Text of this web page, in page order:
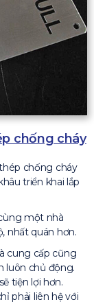
chống cháy
chống cháy
triển khai lắp
một nhà
nhất quán hơn.
cung cấp cũng
luôn chủ động.
tiện lợi hơn.
phải liên hệ với